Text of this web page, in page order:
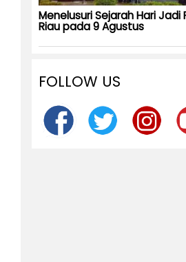
Menelusuri Sejarah Hari Jadi
Riau pada 9 Agustus
FOLLOW US